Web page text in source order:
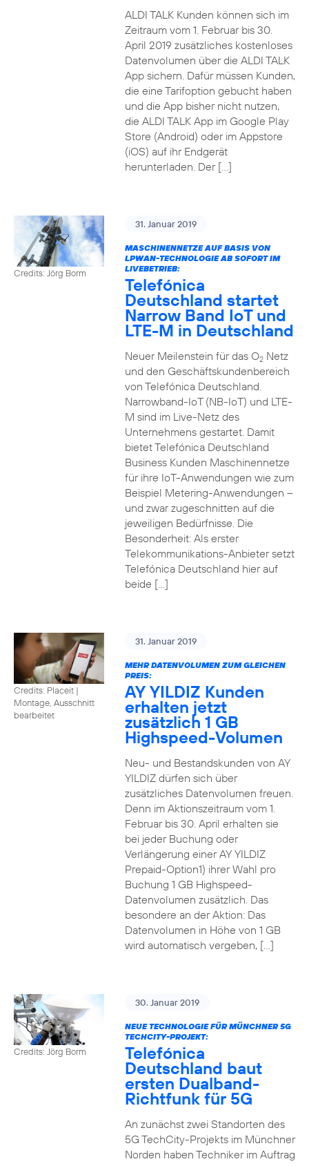
ALDI TALK Kunden können sich im
Zeitraum vom 1. Februar bis 30.
April 2019 zusätzliches kostenloses
Datenvolumen über die ALDI TALK
App sichern. Dafür müssen Kunden,
die eine Tarifoption gebucht haben
und die App bisher nicht nutzen,
die ALDI TALK App im Google Play
Store (Android) oder im Appstore
(iOS) auf ihr Endgerät
herunterladen. Der […]
Credits: Jörg Borm
31. Januar 2019
MASCHINENNETZE AUF BASIS VON
LPWAN-TECHNOLOGIE AB SOFORT IM
LIVEBETRIEB:
Telefónica
Deutschland startet
Narrow Band IoT und
LTE-M in Deutschland
Neuer Meilenstein für das O2Netz
und den Geschäftskundenbereich
von Telefónica Deutschland.
Narrowband-IoT (NB-IoT) und LTE-
M sind im Live-Netz des
Unternehmens gestartet. Damit
bietet Telefónica Deutschland
Business Kunden Maschinennetze
für ihre IoT-Anwendungen wie zum
Beispiel Metering-Anwendungen –
und zwar zugeschnitten auf die
jeweiligen Bedürfnisse. Die
Besonderheit: Als erster
Telekommunikations-Anbieter setzt
Telefónica Deutschland hier auf
beide […]
Credits: Placeit |
Montage, Ausschnitt
bearbeitet
31. Januar 2019
MEHR DATENVOLUMEN ZUM GLEICHEN
PREIS:
AY YILDIZ Kunden
erhalten jetzt
zusätzlich 1 GB
Highspeed-Volumen
Neu- und Bestandskunden von AY
YILDIZ dürfen sich über
zusätzliches Datenvolumen freuen.
Denn im Aktionszeitraum vom 1.
Februar bis 30. April erhalten sie
bei jeder Buchung oder
Verlängerung einer AY YILDIZ
Prepaid-Option1) ihrer Wahl pro
Buchung 1 GB Highspeed-
Datenvolumen zusätzlich. Das
besondere an der Aktion: Das
Datenvolumen in Höhe von 1 GB
wird automatisch vergeben, […]
Credits: Jörg Borm
30. Januar 2019
NEUE TECHNOLOGIE FÜR MÜNCHNER 5G
TECHCITY-PROJEKT:
Telefónica
Deutschland baut
ersten Dualband-
Richtfunk für 5G
An zunächst zwei Standorten des
5G TechCity-Projekts im Münchner
Norden haben Techniker im Auftrag